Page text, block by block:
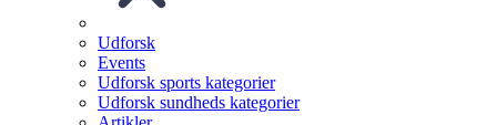
Udforsk
Events
Udforsk sports kategorier
Udforsk sundheds kategorier